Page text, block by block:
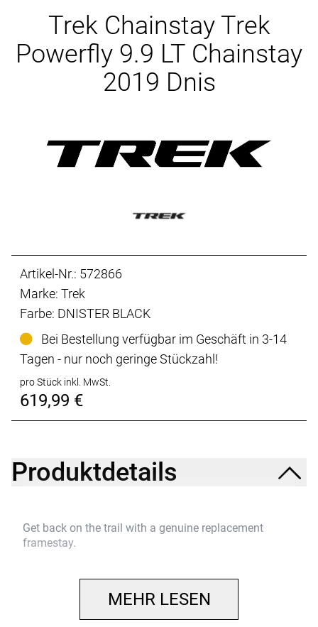
Trek Chainstay Trek
Powerfly 9.9 LT Chainstay
2019 Dnis
Artikel-Nr.: 572866
Marke: Trek
Farbe: DNISTER BLACK
Bei Bestellung verfügbar im Geschäft in 3-14
Tagen - nur noch geringe Stückzahl!
pro Stück inkl. MwSt.
619,99 €
Produktdetails
Get back on the trail with a genuine replacement
framestay.
MEHR LESEN